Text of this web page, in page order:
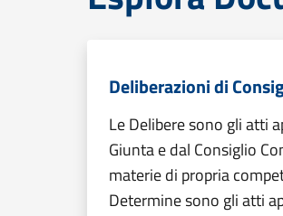
Deliberazioni di
Le Delibere sono gli atti
Giunta e dal Consiglio
materie di propria
Determine sono gli atti